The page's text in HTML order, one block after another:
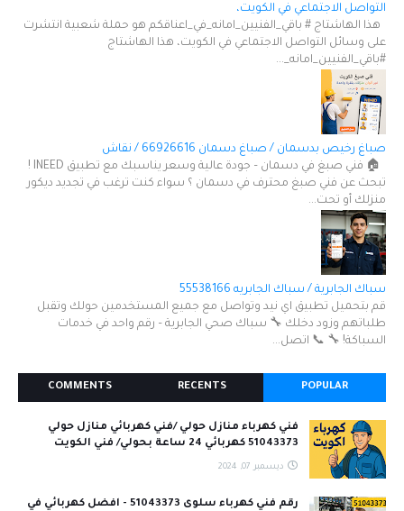
التواصل الاجتماعي في الكويت،
هذا الهاشتاج # باقي_الفنيين_امانه_في_اعناقكم هو حملة شعبية انتشرت
على وسائل التواصل الاجتماعي في الكويت، هذا الهاشتاج
#باقي_الفنيين_امانه_...
صباغ رخيص بدسمان / صباغ دسمان 66926616 / نقاش
🏠 فني صبغ في دسمان – جودة عالية وسعر يناسبك مع تطبيق INEED !
تبحث عن فني صبغ محترف في دسمان ؟ سواء كنت ترغب في تجديد ديكور
منزلك أو تحت...
سباك الجابرية / سباك الجابريه 55538166
قم بتحميل تطبيق اي نيد وتواصل مع جميع المستخدمين حولك وتقبل
طلباتهم وزود دخلك 🔧 سباك صحي الجابرية – رقم واحد في خدمات
السباكة! 🔧 📞 اتصل...
POPULAR
RECENTS
COMMENTS
فني كهرباء منازل حولي /فني كهربائي منازل حولي
51043373 كهربائي 24 ساعة بحولي/ فني الكويت
ديسمبر 07, 2024
رقم فني كهرباء سلوى 51043373 - افضل كهربائي في